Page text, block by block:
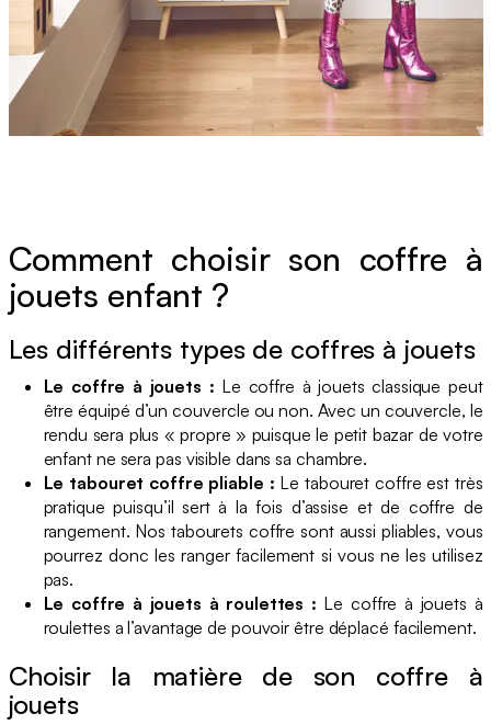
Comment choisir son coffre à
jouets enfant ?
Les différents types de coffres à jouets
Le coffre à jouets : Le coffre à jouets classique peut
être équipé d’un couvercle ou non. Avec un couvercle, le
rendu sera plus « propre » puisque le petit bazar de votre
enfant ne sera pas visible dans sa chambre.
Le tabouret coffre pliable : Le tabouret coffre est très
pratique puisqu’il sert à la fois d’assise et de coffre de
rangement. Nos tabourets coffre sont aussi pliables, vous
pourrez donc les ranger facilement si vous ne les utilisez
pas.
Le coffre à jouets à roulettes : Le coffre à jouets à
roulettes a l’avantage de pouvoir être déplacé facilement.
Choisir la matière de son coffre à
jouets